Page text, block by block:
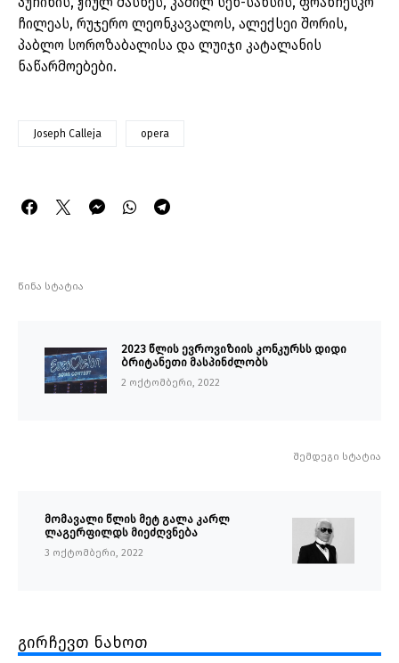
ჩილეას, რუჯერო ლეონკავალოს, ალექსეი შორის,
პაბლო სოროზაბალისა და ლუიჯი კატალანის
ნაწარმოებები.
Joseph Calleja opera
წინა სტატია
2023 წლის ევროვიზიის კონკურსს დიდი
ბრიტანეთი მასპინძლობს
2 ოქტომბერი, 2022
შემდეგი სტატია
მომავალი წლის მეტ გალა კარლ
ლაგერფილდს მიეძღვნება
3 ოქტომბერი, 2022
გირჩევთ ნახოთ